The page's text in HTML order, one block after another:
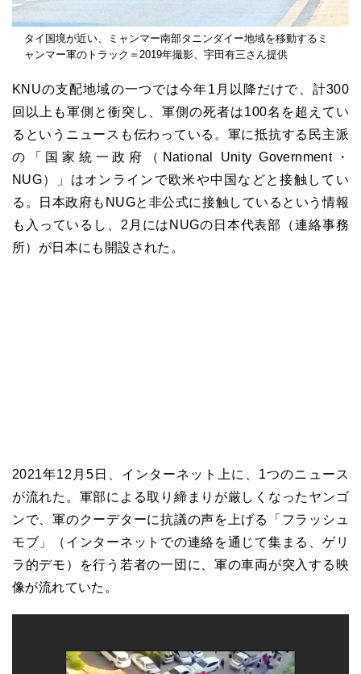
タイ国境が近い、ミャンマー南部タニンダイー地域を移動するミ
ャンマー軍のトラック＝2019年撮影、宇田有三さん提供
KNUの支配地域の一つでは今年1月以降だけで、計300
回以上も軍側と衝突し、軍側の死者は100名を超えてい
るというニュースも伝わっている。軍に抵抗する民主派
の「国家統一政府（National Unity Government・
NUG）」はオンラインで欧米や中国などと接触してい
る。日本政府もNUGと非公式に接触しているという情報
も入っているし、2月にはNUGの日本代表部（連絡事務
所）が日本にも開設された。
2021年12月5日、インターネット上に、1つのニュース
が流れた。軍部による取り締まりが厳しくなったヤンゴ
ンで、軍のクーデターに抗議の声を上げる「フラッシュ
モブ」（インターネットでの連絡を通じて集まる、ゲリ
ラ的デモ）を行う若者の一団に、軍の車両が突入する映
像が流れていた。